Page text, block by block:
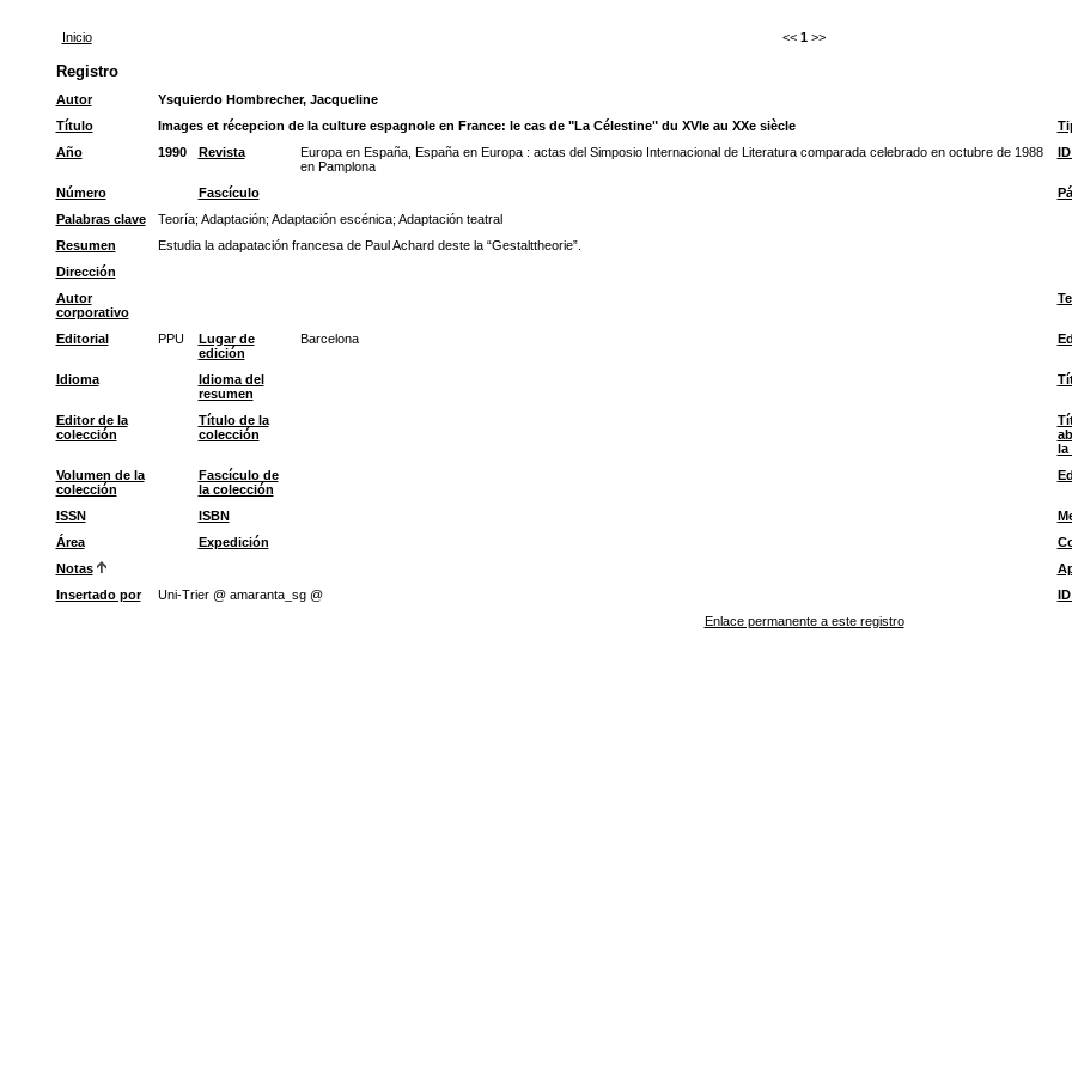
Inicio << 1 >>
Registro
Autor
Ysquierdo Hombrecher, Jacqueline
Título
Images et récepcion de la culture espagnole en France: le cas de "La Célestine" du XVIe au XXe siècle
Año
1990 Revista
Europa en España, España en Europa : actas del Simposio Internacional de Literatura comparada celebrado en octubre de 1988
en Pamplona
Número Fascículo
Palabras clave
Teoría; Adaptación; Adaptación escénica; Adaptación teatral
Resumen
Estudia la adapatación francesa de Paul Achard deste la “Gestalttheorie”.
Dirección
Autor
corporativo
Editorial PPU
Lugar de
edición
Barcelona
Idioma
Idioma del
resumen
Editor de la
colección
Título de la
colección
la
Volumen de la
colección
Fascículo de
la colección
ISSN ISBN
Área
Expedición
Notas
Insertado por
Uni-Trier @ amaranta_sg @
Enlace permanente a este registro